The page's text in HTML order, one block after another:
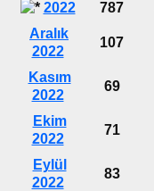
2022 787
Aralık
2022
107
Kasım
2022
69
Ekim
2022
71
Eylül
2022
83